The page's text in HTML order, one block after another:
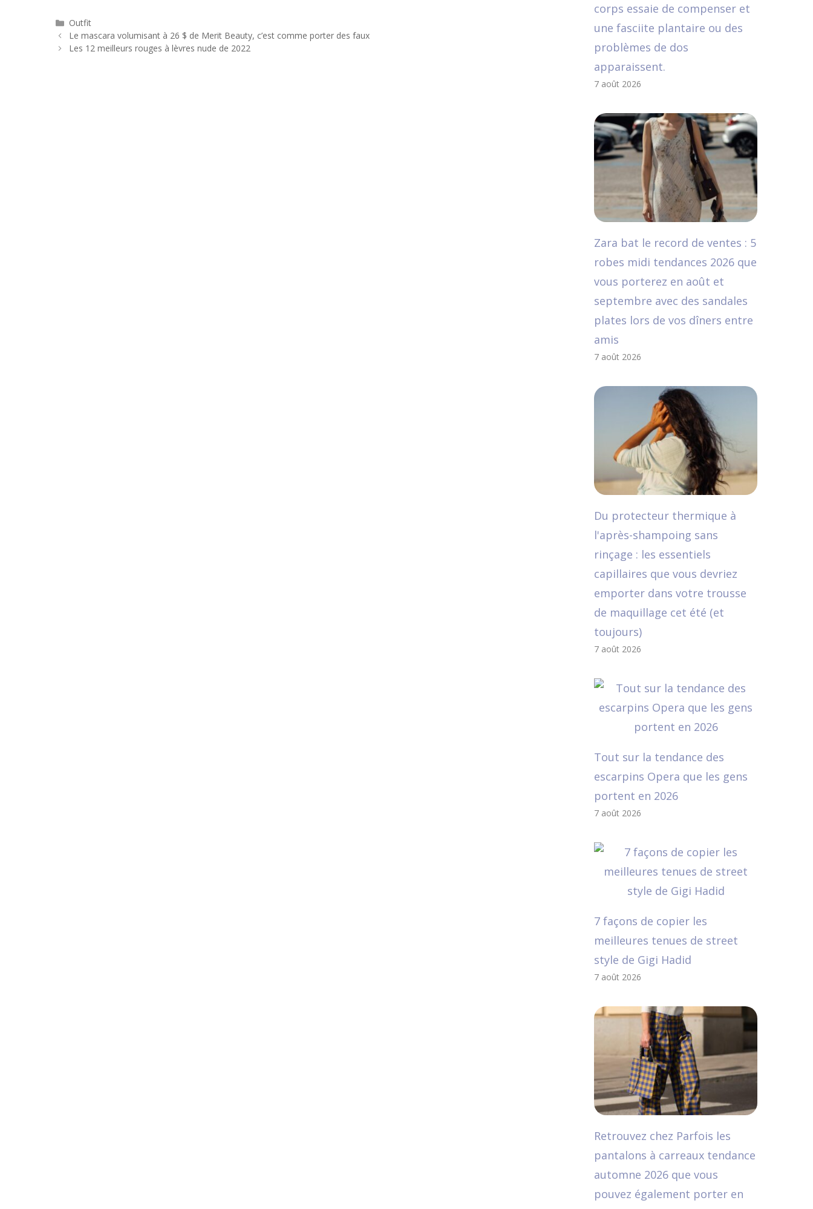
Catégories
Outfit
Navigation
des
Le mascara volumisant à 26 $ de Merit Beauty, c’est comme porter des faux
Les 12 meilleurs rouges à lèvres nude de 2022
corps essaie de compenser et
une fasciite plantaire ou des
problèmes de dos
apparaissent.
7 août 2026
Zara bat le record de ventes : 5
robes midi tendances 2026 que
vous porterez en août et
septembre avec des sandales
plates lors de vos dîners entre
amis
7 août 2026
Du protecteur thermique à
l'après-shampoing sans
rinçage : les essentiels
capillaires que vous devriez
emporter dans votre trousse
de maquillage cet été (et
toujours)
7 août 2026
Tout sur la tendance des
escarpins Opera que les gens
portent en 2026
7 août 2026
7 façons de copier les
meilleures tenues de street
style de Gigi Hadid
7 août 2026
Retrouvez chez Parfois les
pantalons à carreaux tendance
automne 2026 que vous
pouvez également porter en